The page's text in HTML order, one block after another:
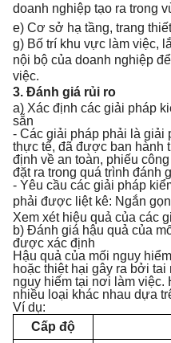
doanh nghiệp tạo ra trong
e) Cơ sở hạ tầng, trang
g) Bố trí khu vực làm việc,
nội bộ của doanh nghiệp
việc.
3. Đánh giá rủi ro
a) Xác định các giải pháp
sẵn
- Các giải pháp phải là giải
thực tế, đã được ban hành
định về an toàn, phiếu
đặt ra trong quá trình đánh
- Yêu cầu các giải pháp
phải được liệt kê: Ngắn
Xem xét hiệu quả của các
b) Đánh giá hậu quả của
được xác định
Hậu quả của mối nguy
hoặc thiệt hại gây ra bởi
nguy hiểm tại nơi làm
nhiều loại khác nhau dựa
Ví dụ:
Cấp độ